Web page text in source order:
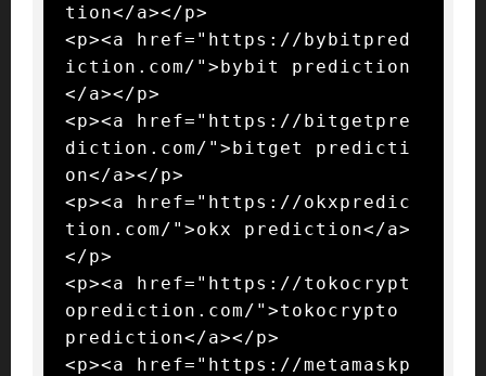
tion</a></p>
<p><a href="https://bybitpred
iction.com/">bybit prediction
</a></p>
<p><a href="https://bitgetpre
diction.com/">bitget predicti
on</a></p>
<p><a href="https://okxpredic
tion.com/">okx prediction</a>
</p>
<p><a href="https://tokocrypt
oprediction.com/">tokocrypto
prediction</a></p>
<p><a href="https://metamaskp